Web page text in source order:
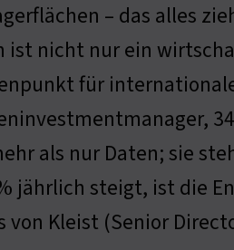
– das alles
ist nicht nur ein
für
als nur Daten; sie
jährlich steigt, ist die
Kleist (Senior